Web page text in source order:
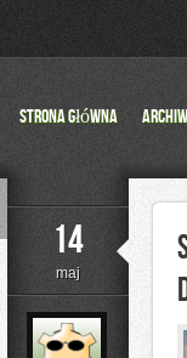
Strona główna
14
maj